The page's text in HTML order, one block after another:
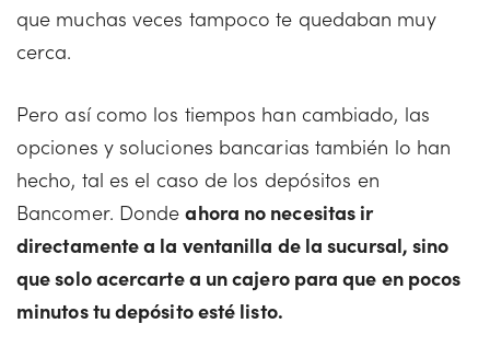
que muchas veces tampoco te quedaban muy
cerca.
Pero así como los tiempos han cambiado, las
opciones y soluciones bancarias también lo han
hecho, tal es el caso de los depósitos en
Bancomer. Dondeahora no necesitas ir
directamente a la ventanilla de la sucursal, sino
que solo acercarte a un cajero para que en pocos
minutos tu depósito esté listo.